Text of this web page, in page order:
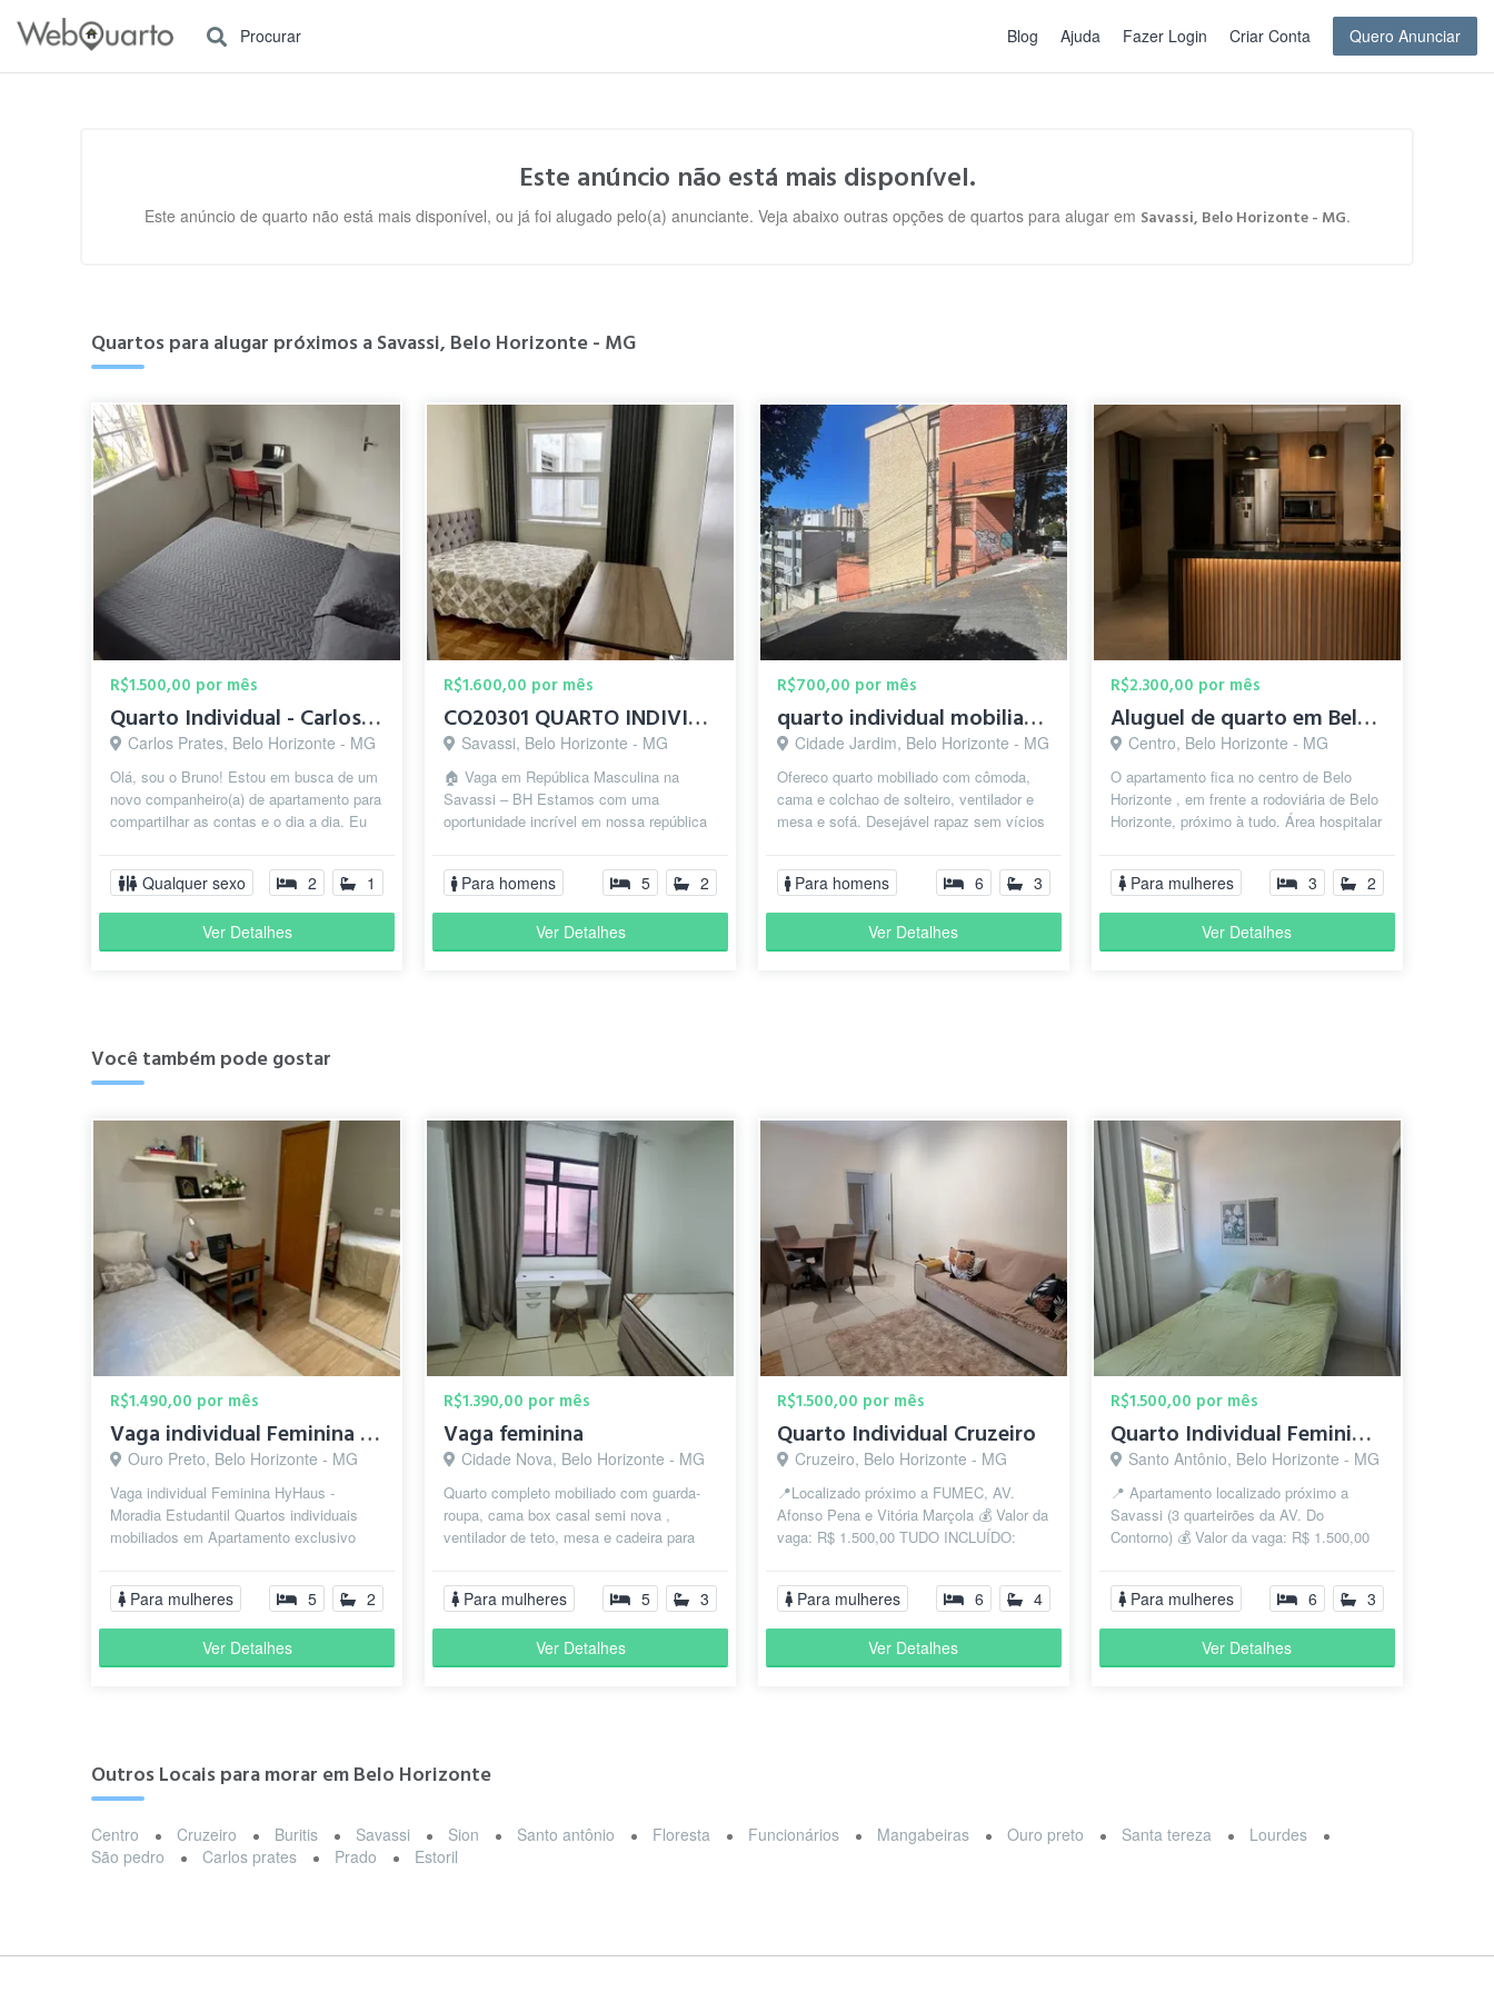
Procurar Blog Ajuda Fazer Login Criar Conta Quero Anunciar
Este anúncio não está mais disponível.
Este anúncio de quarto não está mais disponível, ou já foi alugado pelo(a) anunciante. Veja abaixo outras opções de quartos para alugar em Savassi, Belo Horizonte - MG.
Quartos para alugar próximos a Savassi, Belo Horizonte - MG
R$1.500,00 por mês
Quarto Individual - Carlos Prates
Carlos Prates, Belo Horizonte - MG
Olá, sou o Bruno! Estou em busca de um
novo companheiro(a) de apartamento para
compartilhar as contas e o dia a dia. Eu
Qualquer sexo 2 1
Ver Detalhes
R$1.600,00 por mês
CO20301 QUARTO INDIVIDUAL C/ CAMA DE CASAL SAVASSI
Savassi, Belo Horizonte - MG
🏠 Vaga em República Masculina na
Savassi – BH Estamos com uma
oportunidade incrível em nossa república
Savas...
Para homens 5 2
Ver Detalhes
R$700,00 por mês
quarto individual mobiliado só para homens
Cidade Jardim, Belo Horizonte - MG
Ofereco quarto mobiliado com cômoda,
cama e colchao de solteiro, ventilador e
mesa e sofá. Desejável rapaz sem vícios
Para homens 6 3
Ver Detalhes
R$2.300,00 por mês
Aluguel de quarto em Belo Horizonte
Centro, Belo Horizonte - MG
O apartamento fica no centro de Belo
Horizonte , em frente a rodoviária de Belo
Horizonte, próximo à tudo. Área hospitalar
Para mulheres 3 2
Ver Detalhes
Você também pode gostar
R$1.490,00 por mês
Vaga individual Feminina - HyHaus Coliving
Ouro Preto, Belo Horizonte - MG
Vaga individual Feminina HyHaus -
Moradia Estudantil Quartos individuais
mobiliados em Apartamento exclusivo
Ambientes...
Para mulheres 5 2
Ver Detalhes
R$1.390,00 por mês
Vaga feminina
Cidade Nova, Belo Horizonte - MG
Quarto completo mobiliado com guarda-
roupa, cama box casal semi nova ,
ventilador de teto, mesa e cadeira para
Para mulheres 5 3
Ver Detalhes
R$1.500,00 por mês
Quarto Individual Cruzeiro
Cruzeiro, Belo Horizonte - MG
📍Localizado próximo a FUMEC, AV.
Afonso Pena e Vitória Marçola 💰 Valor da
vaga: R$ 1.500,00 TUDO INCLUÍDO:
Para mulheres 6 4
Ver Detalhes
R$1.500,00 por mês
Quarto Individual Feminino SAVASSI
Santo Antônio, Belo Horizonte - MG
📍 Apartamento localizado próximo a
Savassi (3 quarteirões da AV. Do
Contorno) 💰 Valor da vaga: R$ 1.500,00
IP...
Para mulheres 6 3
Ver Detalhes
Outros Locais para morar em Belo Horizonte
Centro Cruzeiro Buritis Savassi Sion Santo antônio Floresta Funcionários Mangabeiras Ouro preto Santa tereza
Lourdes
São pedro
Carlos prates Prado Estoril